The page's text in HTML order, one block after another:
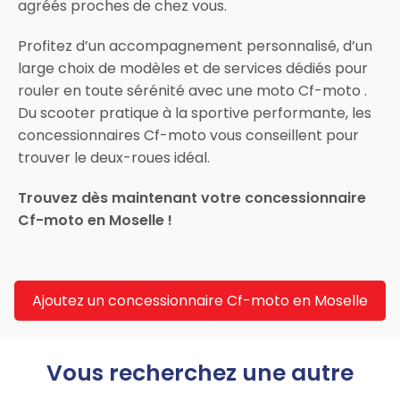
agréés proches de chez vous.
Profitez d’un accompagnement personnalisé, d’un
large choix de modèles et de services dédiés pour
rouler en toute sérénité avec une moto Cf-moto .
Du scooter pratique à la sportive performante, les
concessionnaires Cf-moto vous conseillent pour
trouver le deux-roues idéal.
Trouvez dès maintenant votre concessionnaire
Cf-moto en Moselle !
Ajoutez un concessionnaire Cf-moto en Moselle
Vous recherchez une autre